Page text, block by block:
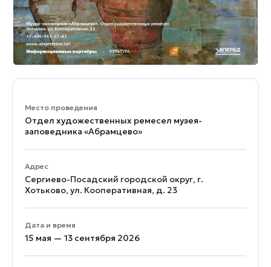
Место проведения
Отдел художественных ремесел музея-
заповедника «Абрамцево»
Адрес
Сергиево-Посадский городской округ, г.
Хотьково, ул. Кооперативная, д. 23
Дата и время
15 мая — 13 сентября 2026